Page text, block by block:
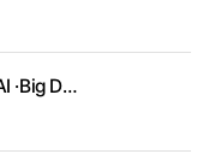
[POSTECH & POSCO 인재창조원] 청년AI ·Big Data 아카데미 온라인 기초과정 안내